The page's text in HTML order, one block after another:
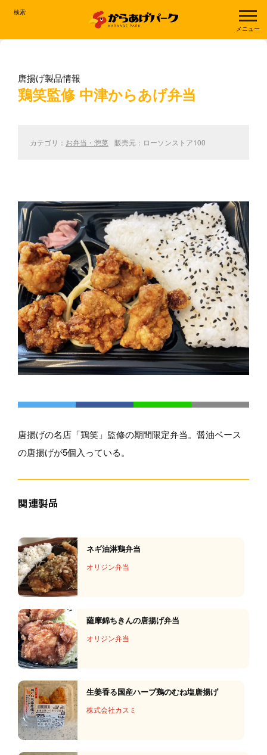
検索
メニュー
唐揚げ製品情報
鶏笑監修 中津からあげ弁当
カテゴリ： お弁当・惣菜 販売元：ローソンストア100
唐揚げの名店「鶏笑」監修の期間限定弁当。醤油ベース
の唐揚げが5個入っている。
関連製品
ネギ油淋鶏弁当
オリジン弁当
薩摩錦ちきんの唐揚げ弁当
オリジン弁当
生姜香る国産ハーブ鶏のむね塩唐揚げ
株式会社カスミ